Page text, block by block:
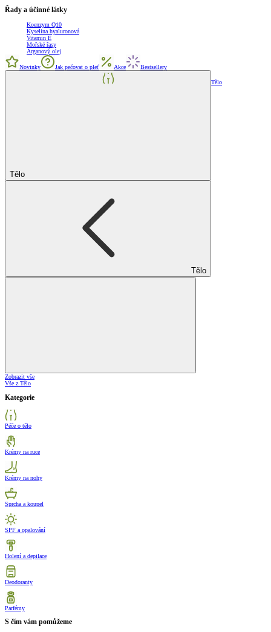
Řady a účinné látky
Koenzym Q10
Kyselina hyaluronová
Vitamin E
Mořské řasy
Arganový olej
Novinky Jak pečovat o pleť Akce Bestsellery
Tělo
Tělo
Tělo
Zobrazit vše
Vše z Tělo
Kategorie
Péče o tělo
Krémy na ruce
Krémy na nohy
Sprcha a koupel
SPF a opalování
Holení a depilace
Deodoranty
Parfémy
S čím vám pomůžeme